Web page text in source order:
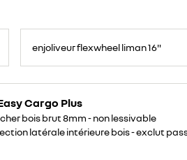
enjoliveur flexwheel liman 16"
Cargo Plus
bois brut 8mm - non lessivable
latérale intérieure bois - exclut